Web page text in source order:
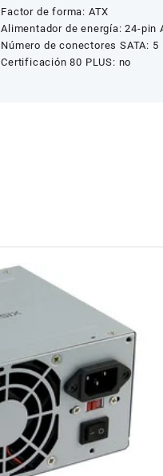
Factor de forma: ATX
Alimentador de energía: 24-pin
Número de conectores SATA: 5
Certificación 80 PLUS: no